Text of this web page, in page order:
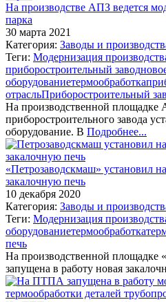
На производстве АПЗ ведется
парка
30 марта 2021
Категория: Заводы и
Теги: Модернизация
приборостроительный завод
оборудованиетермообработка
отрасльПриборостроительный
На производственной площадке
приборостроительного завода
оборудование. В Подробнее...
«Петрозаводскмаш» установил
закалочную печь
10 декабря 2020
Категория: Заводы и
Теги: Модернизация
оборудованиетермообработка
печь
На производственной площадке
запущена в работу новая